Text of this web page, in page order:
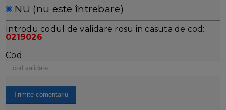
NU (nu este întrebare)
Introdu codul de validare rosu in casuta de cod:
0219026
Cod: